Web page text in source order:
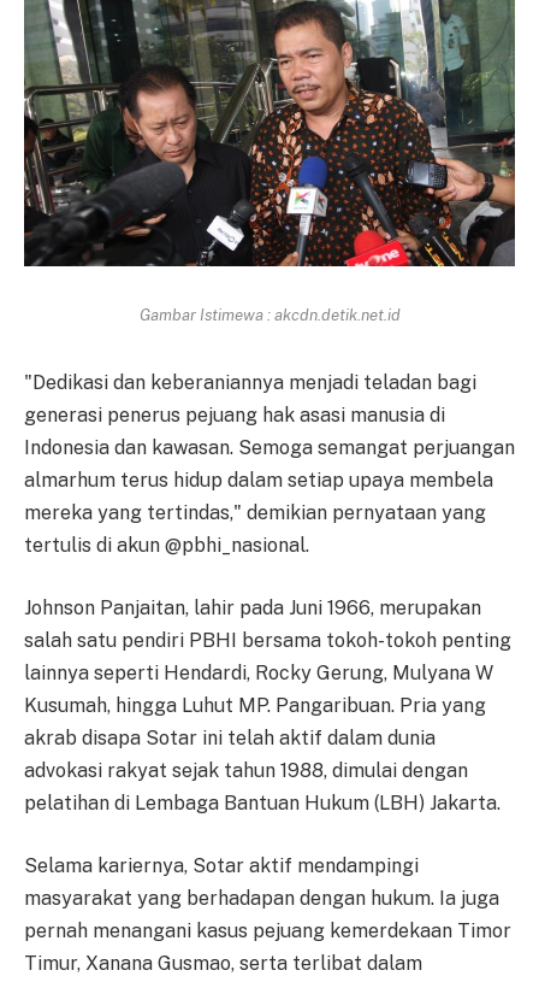
Gambar Istimewa : akcdn.detik.net.id
"Dedikasi dan keberaniannya menjadi teladan bagi
generasi penerus pejuang hak asasi manusia di
Indonesia dan kawasan. Semoga semangat perjuangan
almarhum terus hidup dalam setiap upaya membela
mereka yang tertindas," demikian pernyataan yang
tertulis di akun @pbhi_nasional.
Johnson Panjaitan, lahir pada Juni 1966, merupakan
salah satu pendiri PBHI bersama tokoh-tokoh penting
lainnya seperti Hendardi, Rocky Gerung, Mulyana W
Kusumah, hingga Luhut MP. Pangaribuan. Pria yang
akrab disapa Sotar ini telah aktif dalam dunia
advokasi rakyat sejak tahun 1988, dimulai dengan
pelatihan di Lembaga Bantuan Hukum (LBH) Jakarta.
Selama kariernya, Sotar aktif mendampingi
masyarakat yang berhadapan dengan hukum. Ia juga
pernah menangani kasus pejuang kemerdekaan Timor
Timur, Xanana Gusmao, serta terlibat dalam